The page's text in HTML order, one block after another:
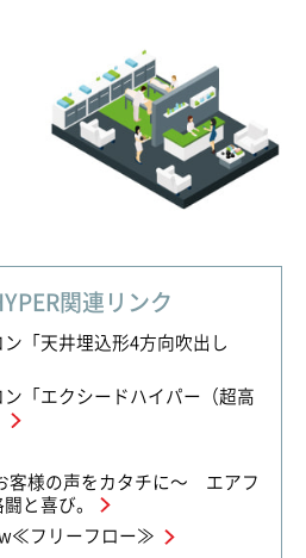
関連リンク
「天井埋込形4方向吹出し
「エクシードハイパー（超高
客様の声をカタチに〜 エアフ
と喜び。
フリーフロー≫